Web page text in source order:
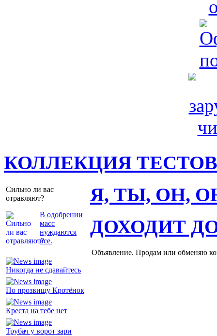
КОЛЛЕКЦИЯ ТЕСТОВ
Сильно ли вас
отравляют?
В одобрении
масс
нуждаются
все.
Я, ТЫ, ОН,
Никогда не сдавайтесь
По прозвищу Кротёнок
Креста на тебе нет
Трубач у ворот зари
ДОХОДИТ
Объявление. Продам или обменяю